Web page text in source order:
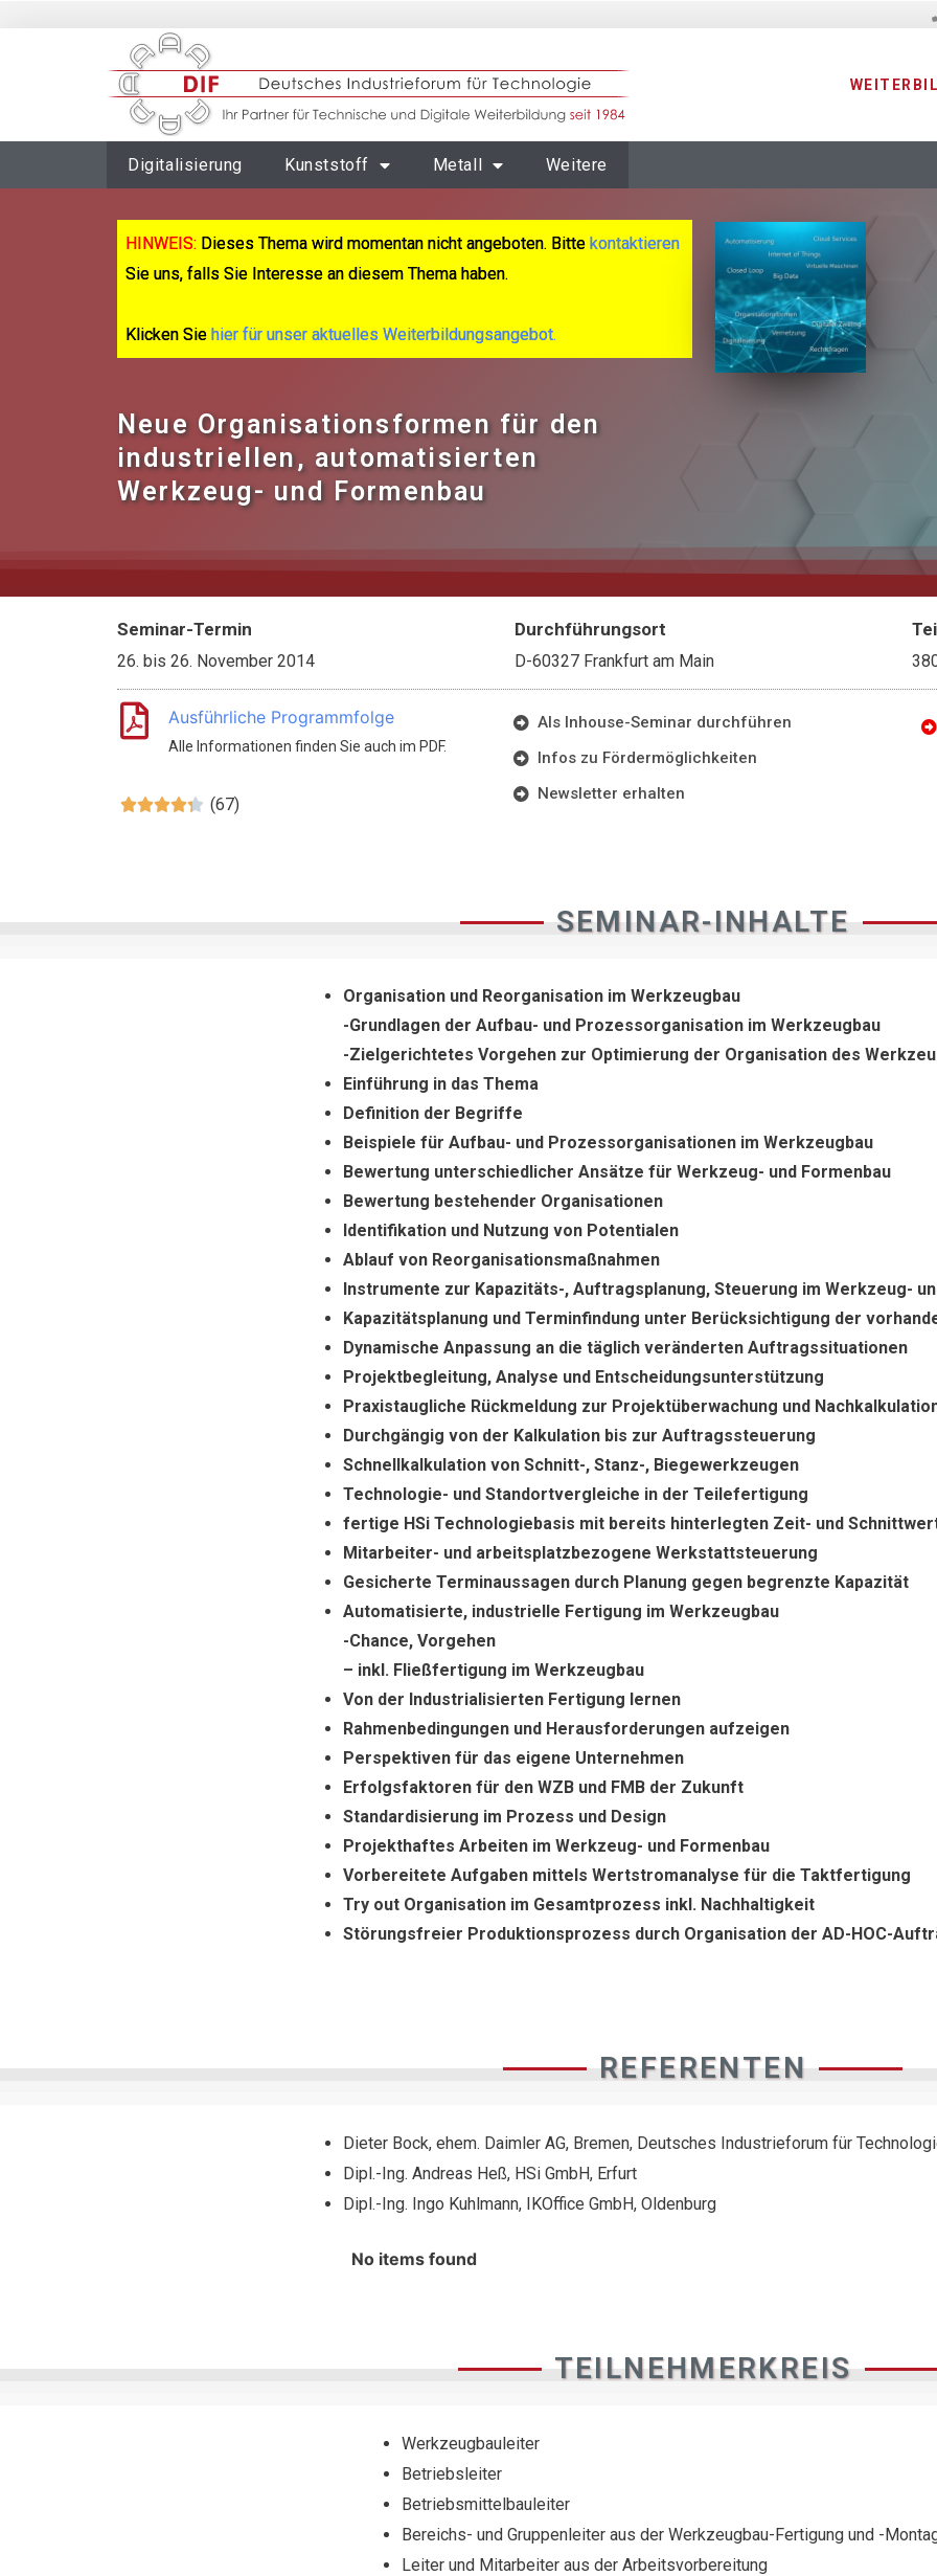
Digitalisierung Kunststoff Metall Weitere
HINWEIS: Dieses Thema wird momentan nicht angeboten. Bitte kontaktieren
Sie uns, falls Sie Interesse an diesem Thema haben.
Klicken Sie hier für unser aktuelles Weiterbildungsangebot.
Neue Organisationsformen für den
industriellen, automatisierten
Werkzeug- und Formenbau
Seminar-Termin
26. bis 26. November 2014
Durchführungsort
D-60327 Frankfurt am Main
Ausführliche Programmfolge
Alle Informationen finden Sie auch im PDF.
 (67)
Als Inhouse-Seminar durchführen
Infos zu Fördermöglichkeiten
Newsletter erhalten
SEMINAR-INHALTE
Organisation und Reorganisation im Werkzeugbau
-Grundlagen der Aufbau- und Prozessorganisation im Werkzeugbau
-Zielgerichtetes Vorgehen zur Optimierung der Organisation des
Einführung in das Thema
Definition der Begriffe
Beispiele für Aufbau- und Prozessorganisationen im Werkzeugbau
Bewertung unterschiedlicher Ansätze für Werkzeug- und Formenbau
Bewertung bestehender Organisationen
Identifikation und Nutzung von Potentialen
Ablauf von Reorganisationsmaßnahmen
Instrumente zur Kapazitäts-, Auftragsplanung, Steuerung im Werkzeug-
Kapazitätsplanung und Terminfindung unter Berücksichtigung der
Dynamische Anpassung an die täglich veränderten Auftragssituationen
Projektbegleitung, Analyse und Entscheidungsunterstützung
Praxistaugliche Rückmeldung zur Projektüberwachung und
Durchgängig von der Kalkulation bis zur Auftragssteuerung
Schnellkalkulation von Schnitt-, Stanz-, Biegewerkzeugen
Technologie- und Standortvergleiche in der Teilefertigung
fertige HSi Technologiebasis mit bereits hinterlegten Zeit- und
Mitarbeiter- und arbeitsplatzbezogene Werkstattsteuerung
Gesicherte Terminaussagen durch Planung gegen begrenzte Kapazität
Automatisierte, industrielle Fertigung im Werkzeugbau
-Chance, Vorgehen
– inkl. Fließfertigung im Werkzeugbau
Von der Industrialisierten Fertigung lernen
Rahmenbedingungen und Herausforderungen aufzeigen
Perspektiven für das eigene Unternehmen
Erfolgsfaktoren für den WZB und FMB der Zukunft
Standardisierung im Prozess und Design
Projekthaftes Arbeiten im Werkzeug- und Formenbau
Vorbereitete Aufgaben mittels Wertstromanalyse für die Taktfertigung
Try out Organisation im Gesamtprozess inkl. Nachhaltigkeit
Störungsfreier Produktionsprozess durch Organisation der AD-HOC-
REFERENTEN
Dieter Bock, ehem. Daimler AG, Bremen, Deutsches Industrieforum für
Dipl.-Ing. Andreas Heß, HSi GmbH, Erfurt
Dipl.-Ing. Ingo Kuhlmann, IKOffice GmbH, Oldenburg
No items found
TEILNEHMERKREIS
Werkzeugbauleiter
Betriebsleiter
Betriebsmittelbauleiter
Bereichs- und Gruppenleiter aus der Werkzeugbau-Fertigung und -
Leiter und Mitarbeiter aus der Arbeitsvorbereitung